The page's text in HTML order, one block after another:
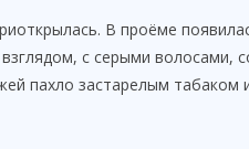
В проёме
с серыми волосами,
пахло застарелым табаком